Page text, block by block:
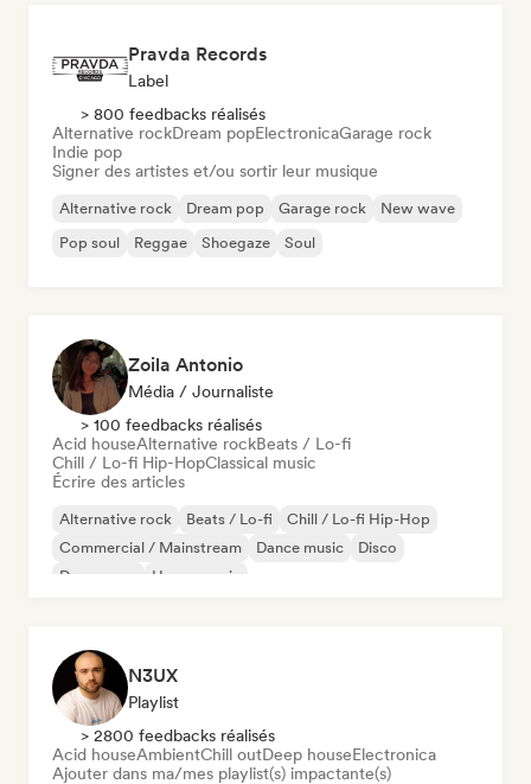
Pravda Records
Label
> 800 feedbacks réalisés
Alternative rockDream popElectronicaGarage rock
Indie pop
Signer des artistes et/ou sortir leur musique
Alternative rock Dream pop Garage rock
New wave
Pop soul
Reggae Shoegaze Soul
Zoila Antonio
Média / Journaliste
> 100 feedbacks réalisés
Acid houseAlternative rockBeats / Lo-fi
Chill / Lo-fi Hip-HopClassical music
Écrire des articles
Alternative rock Beats / Lo-fi
Chill / Lo-fi Hip-Hop
Commercial / Mainstream
Dance music
Disco
Dream pop
House music
N3UX
Playlist
> 2800 feedbacks réalisés
Acid houseAmbientChill outDeep houseElectronica
Ajouter dans ma/mes playlist(s) impactante(s)